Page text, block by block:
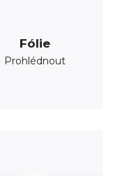
Fólie
Prohlédnout